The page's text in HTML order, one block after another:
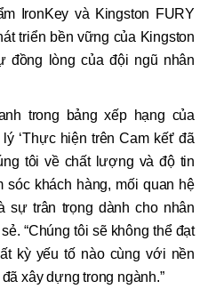
IronKey và Kingston FURY
triển bền vững của Kingston
lòng của đội ngũ nhân
trong bảng xếp hạng của
‘Thực hiện trên Cam kết’ đã
tôi về chất lượng và độ tin
sóc khách hàng, mối quan hệ
sự trân trọng dành cho nhân
“Chúng tôi sẽ không thể đạt
kỳ yếu tố nào cùng với nền
xây dựng trong ngành.”